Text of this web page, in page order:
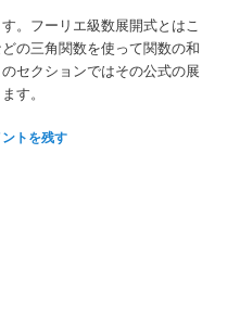
。フーリエ級数展開式とはこ
の三角関数を使って関数の和
セクションではその公式の展
す。
トを残す